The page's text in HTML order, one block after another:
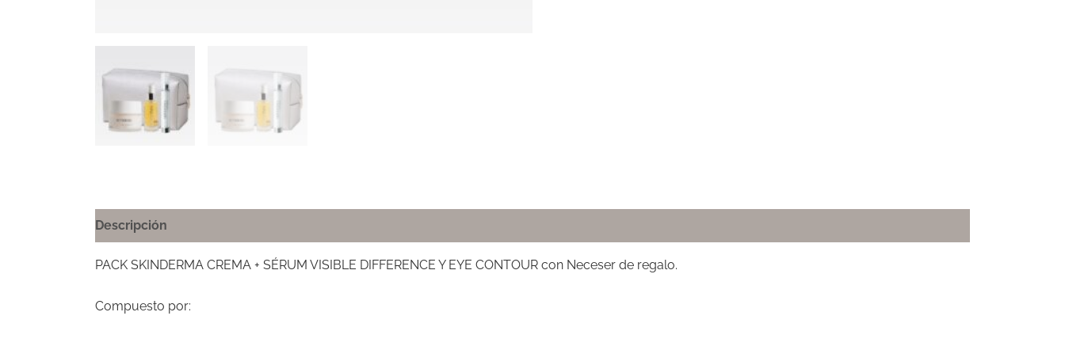
Descripción
PACK SKINDERMA CREMA + SÉRUM VISIBLE DIFFERENCE Y EYE CONTOUR con Neceser de regalo.
Compuesto por: